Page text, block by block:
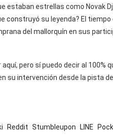
estaban estrellas como Novak
construyó su leyenda? El tiempo
del mallorquín en sus
pero sí puedo decir al 100%
su intervención desde la pista
Reddit Stumbleupon LINE